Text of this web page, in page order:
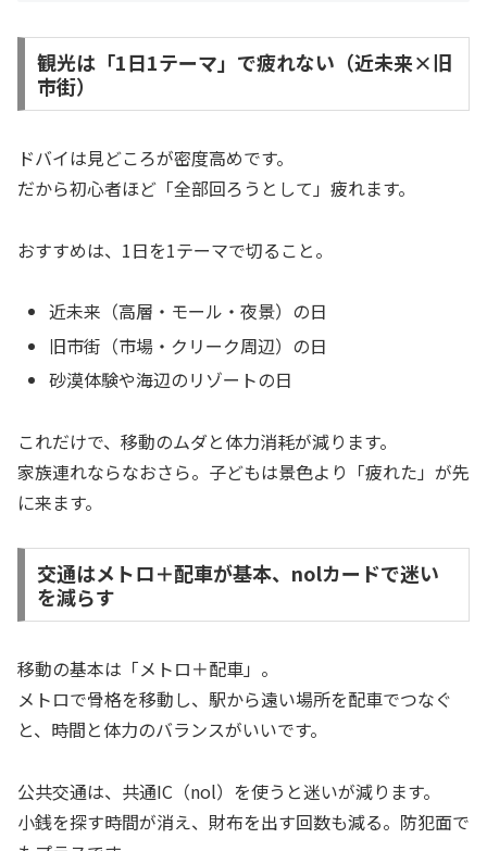
観光は「1日1テーマ」で疲れない（近未来×旧
市街）
ドバイは見どころが密度高めです。
だから初心者ほど「全部回ろうとして」疲れます。
おすすめは、1日を1テーマで切ること。
近未来（高層・モール・夜景）の日
旧市街（市場・クリーク周辺）の日
砂漠体験や海辺のリゾートの日
これだけで、移動のムダと体力消耗が減ります。
家族連れならなおさら。子どもは景色より「疲れた」が先
に来ます。
交通はメトロ＋配車が基本、nolカードで迷い
を減らす
移動の基本は「メトロ＋配車」。
メトロで骨格を移動し、駅から遠い場所を配車でつなぐ
と、時間と体力のバランスがいいです。
公共交通は、共通IC（nol）を使うと迷いが減ります。
小銭を探す時間が消え、財布を出す回数も減る。防犯面で